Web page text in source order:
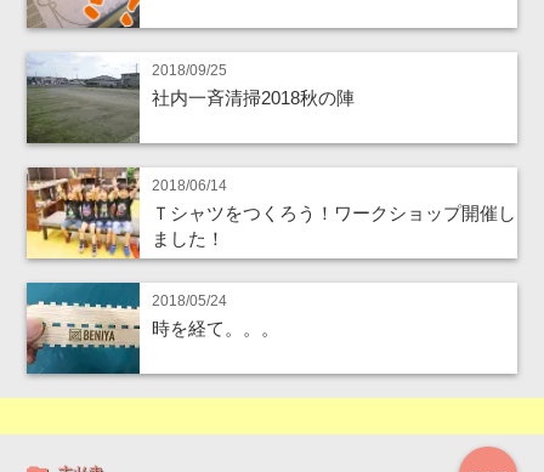
2018/09/25
社内一斉清掃2018秋の陣
2018/06/14
Ｔシャツをつくろう！ワークショップ開催し
ました！
2018/05/24
時を経て。。。